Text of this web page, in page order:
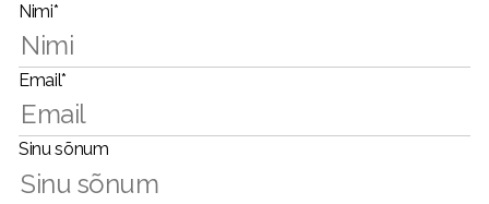
Nimi*
Email*
Sinu sõnum